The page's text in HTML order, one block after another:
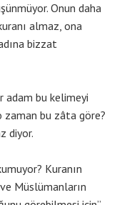
Onun daha
almaz, ona
bizzat
adam bu kelimeyi
zaman bu zâta göre?
diyor.
Kuranın
Müslümanların